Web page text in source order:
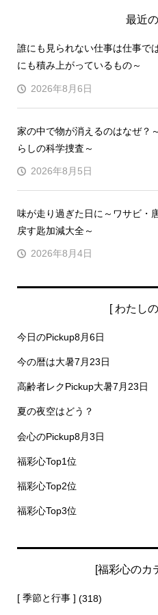
最近
誰にも見られない仕事は仕事で
にも積み上がっているもの～
2026年8月6日
家の中で物が消えるのはなぜ？
らしの科学捜査～
2026年8月5日
味が走り過ぎた日に～ワサビ・
戻す匙加減大全～
2026年8月4日
[ わたし
今日のPickup8月6日
今の暦は大暑7月23日
高齢者レクPickup大暑7月23日
夏の夜空はどう？
会心のPickup8月3日
福彩心Top1位
福彩心Top2位
福彩心Top3位
[福彩心のカ
[ 季節と行事 ] (318)